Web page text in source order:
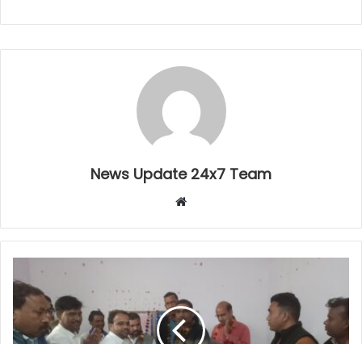
News Update 24x7 Team
Website